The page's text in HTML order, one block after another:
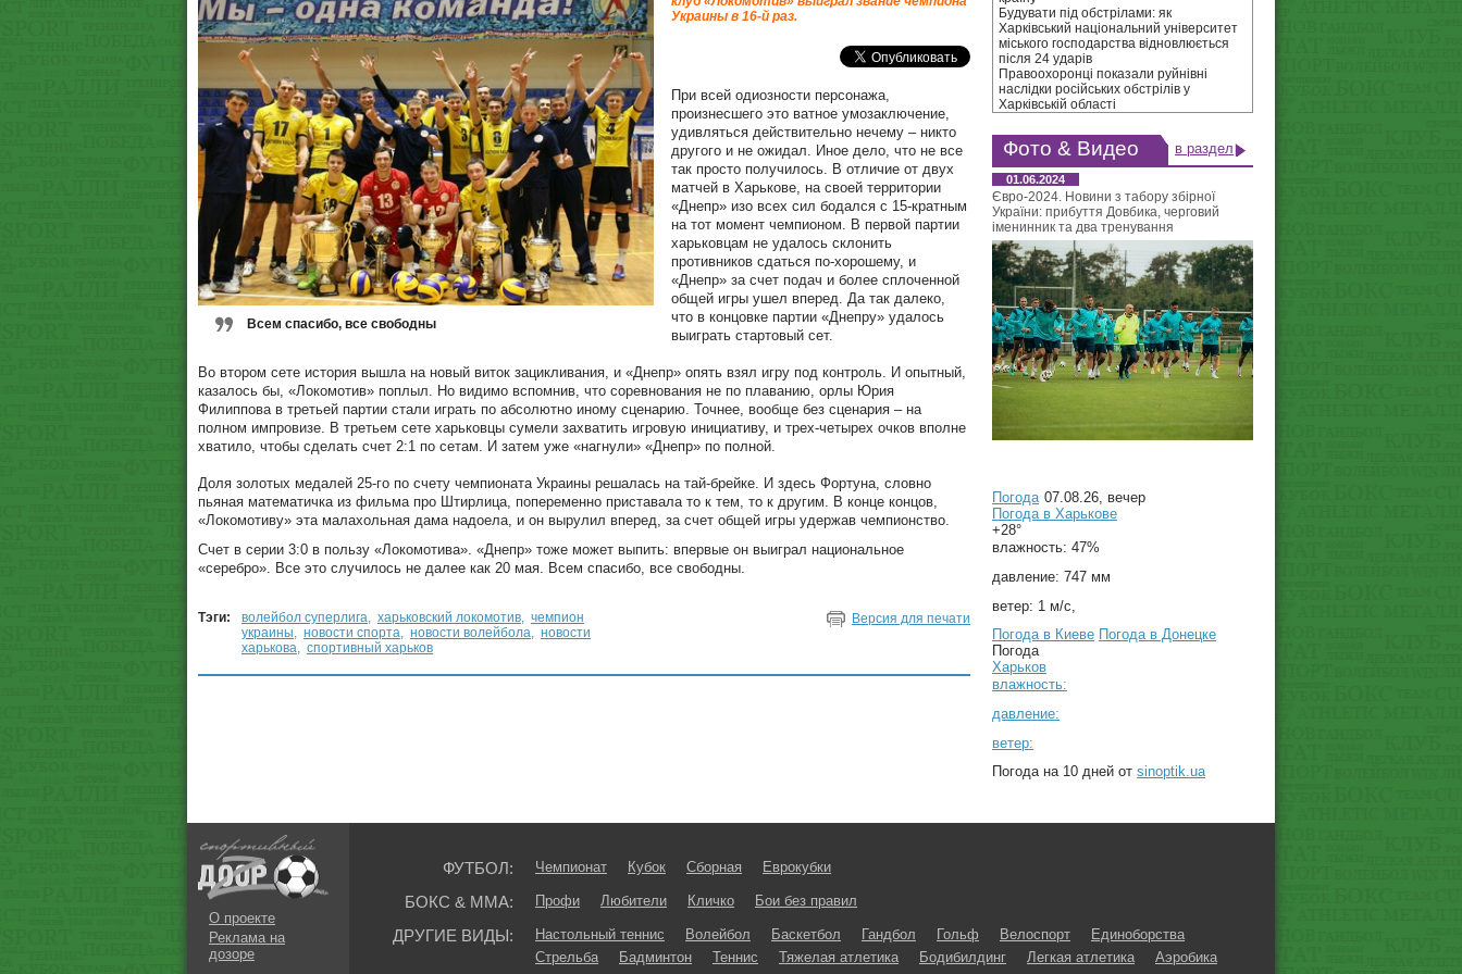
Всем спасибо, все свободны
Украины в 16-й раз.
При всей одиозности персонажа,
произнесшего это ватное умозаключение,
удивляться действительно нечему – никто
другого и не ожидал. Иное дело, что не все
так просто получилось. В отличие от двух
матчей в Харькове, на своей территории
«Днепр» изо всех сил бодался с 15-кратным
на тот момент чемпионом. В первой партии
харьковцам не удалось склонить
противников сдаться по-хорошему, и
«Днепр» за счет подач и более сплоченной
общей игры ушел вперед. Да так далеко,
что в концовке партии «Днепру» удалось
выиграть стартовый сет.
Во втором сете история вышла на новый виток зацикливания, и «Днепр» опять взял игру под контроль. И опытный,
казалось бы, «Локомотив» поплыл. Но видимо вспомнив, что соревнования не по плаванию, орлы Юрия
Филиппова в третьей партии стали играть по абсолютно иному сценарию. Точнее, вообще без сценария – на
полном импровизе. В третьем сете харьковцы сумели захватить игровую инициативу, и трех-четырех очков вполне
хватило, чтобы сделать счет 2:1 по сетам. И затем уже «нагнули» «Днепр» по полной.
Доля золотых медалей 25-го по счету чемпионата Украины решалась на тай-брейке. И здесь Фортуна, словно
пьяная математичка из фильма про Штирлица, попеременно приставала то к тем, то к другим. В конце концов,
«Локомотиву» эта малахольная дама надоела, и он вырулил вперед, за счет общей игры удержав чемпионство.
Счет в серии 3:0 в пользу «Локомотива». «Днепр» тоже может выпить: впервые он выиграл национальное
«серебро». Все это случилось не далее как 20 мая. Всем спасибо, все свободны.
Тэги: волейбол суперлига, харьковский локомотив, чемпион
украины, новости спорта, новости волейбола, новости
харькова, спортивный харьков
Версия для печати
Будувати під обстрілами: як
Харківський національний університет
міського господарства відновлюється
після 24 ударів
Правоохоронці показали руйнівні
наслідки російських обстрілів у
Харківській області
Фото & Видео в раздел
01.06.2024
Євро-2024. Новини з табору збірної
України: прибуття Довбика, черговий
іменинник та два тренування
Погода 07.08.26, вечер
Погода в Харькове
+28°
влажность: 47%
давление: 747 мм
ветер: 1 м/с,
Погода в Киеве Погода в Донецке
Погода
Харьков
влажность:
давление:
ветер:
Погода на 10 дней от sinoptik.ua
О проекте
Реклама на
дозоре
ФУТБОЛ: Чемпионат Кубок Сборная Еврокубки
БОКС & ММА: Профи Любители Кличко Бои без правил
ДРУГИЕ ВИДЫ: Настольный теннис Волейбол Баскетбол Гандбол Гольф Велоспорт
Единоборства
Стрельба
Бадминтон Теннис Тяжелая атлетика Бодибилдинг Легкая атлетика
Аэробика